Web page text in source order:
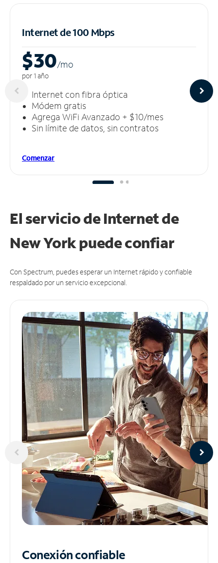
Internet de 100 Mbps
$30/mo
por 1 año
Internet con fibra óptica
Módem gratis
Agrega WiFi Avanzado + $10/mes
Sin límite de datos, sin contratos
Comenzar
El servicio de Internet de
New York puedeconfiar
Con Spectrum, puedes esperar un Internet rápido y confiable
respaldado por un servicio excepcional.
Conexión confiable